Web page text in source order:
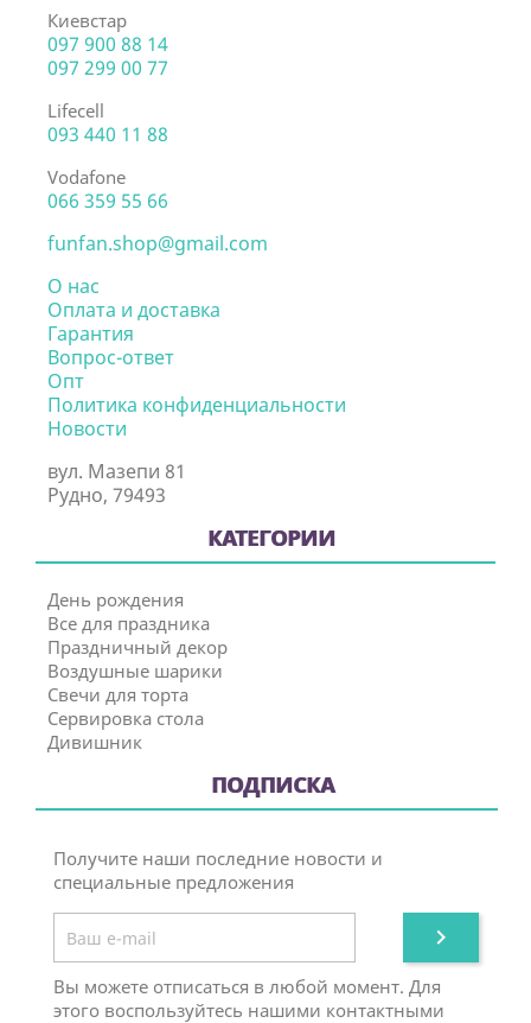
Киевстар
097 900 88 14
097 299 00 77
Lifecell
093 440 11 88
Vodafone
066 359 55 66
funfan.shop@gmail.com
О нас
Оплата и доставка
Гарантия
Вопрос-ответ
Опт
Политика конфиденциальности
Новости
вул. Мазепи 81
Рудно, 79493
КАТЕГОРИИ
День рождения
Все для праздника
Праздничный декор
Воздушные шарики
Свечи для торта
Сервировка стола
Дивишник
ПОДПИСКА
Получите наши последние новости и
специальные предложения

Вы можете отписаться в любой момент. Для
этого воспользуйтесь нашими контактными